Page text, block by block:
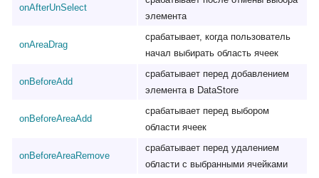
onAfterUnSelect
элемента
onAreaDrag
срабатывает, когда пользователь
начал выбирать область ячеек
onBeforeAdd
срабатывает перед добавлением
элемента в DataStore
onBeforeAreaAdd
срабатывает перед выбором
области ячеек
onBeforeAreaRemove
срабатывает перед удалением
области с выбранными ячейками